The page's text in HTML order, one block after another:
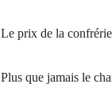
Le prix de la
Plus que jamais le